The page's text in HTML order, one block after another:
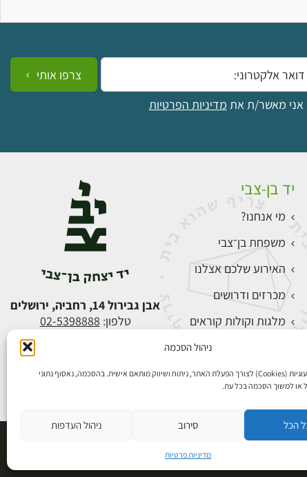
ניהול הסכמה
אנו משתמשים בעוגיות (Cookies) לצורך הפעלת האתר, ניתוח ושיווק מותאם אישית. בהסכמה, נאסוף נתוני
או למשוך הסכמה בכל עת.
הכל סירוב ניהול העדפות
מדיניות פרטיות
אני מאשר/ת את מדיניות הפרטיות
צרפו אותי
יד בן-צבי
מי אנחנו?
משפחת בן־צבי
האירוע שלכם אצלנו
מכרזים ודרושים
מלגות וקולות קוראים
התחברות
אבן גבירול 14, רחביה, ירושלים
טלפון: 02-5398888